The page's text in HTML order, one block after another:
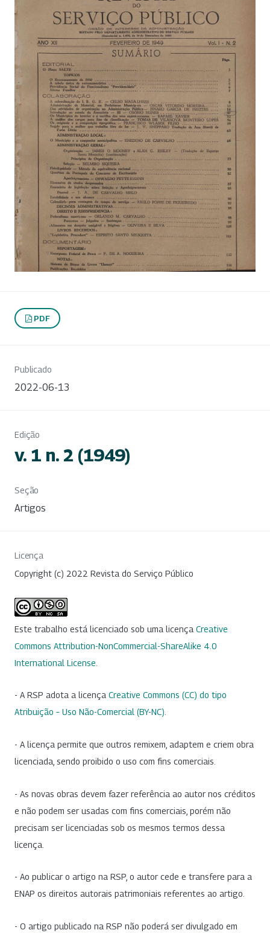
PDF
Publicado
2022-06-13
Edição
v. 1 n. 2 (1949)
Seção
Artigos
Licença
Copyright (c) 2022 Revista do Serviço Público
Este trabalho está licenciado sob uma licença Creative
Commons Attribution-NonCommercial-ShareAlike 4.0
International License
- A RSP adota a licença Creative Commons (CC) do tipo
Atribuição – Uso Não-Comercial (BY-NC)
- A licença permite que outros remixem, adaptem e criem obra
licenciada, sendo proibido o uso com fins comerciais.
- As novas obras devem fazer referência ao autor nos créditos
e não podem ser usadas com fins comerciais, porém não
precisam ser licenciadas sob os mesmos termos dessa
licença.
- Ao publicar o artigo na RSP, o autor cede e transfere para a
ENAP os direitos autorais patrimoniais referentes ao artigo.
- O artigo publicado na RSP não poderá ser divulgado em